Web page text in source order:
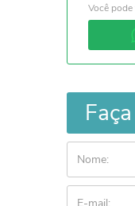
Você